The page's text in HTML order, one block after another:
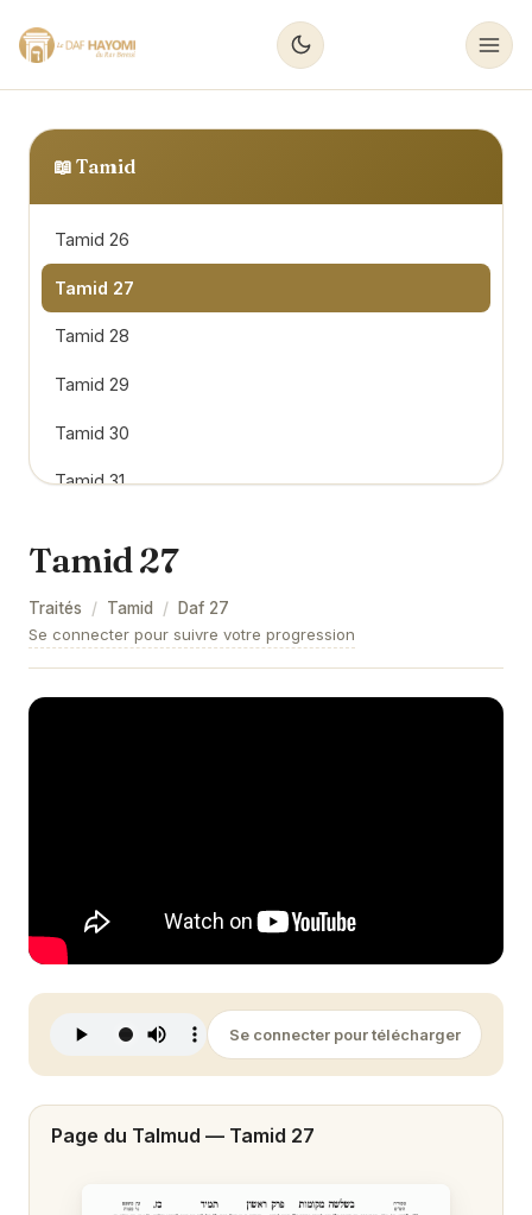
📖 Tamid
Tamid 26
Tamid 27
Tamid 28
Tamid 29
Tamid 30
Tamid 31
Tamid 33
Tamid 27
Traités / Tamid / Daf 27
Se connecter pour suivre votre progression
Se connecter pour télécharger
Page du Talmud — Tamid 27